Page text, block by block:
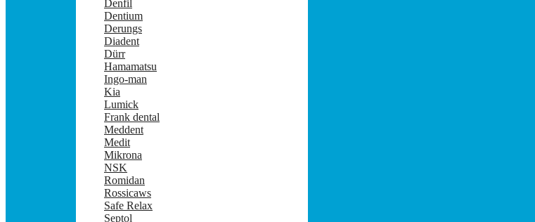
Denfil
Dentium
Derungs
Diadent
Dürr
Hamamatsu
Ingo-man
Kia
Lumick
Frank dental
Meddent
Medit
Mikrona
NSK
Romidan
Rossicaws
Safe Relax
Septol